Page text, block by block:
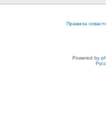
Правила
Powered by